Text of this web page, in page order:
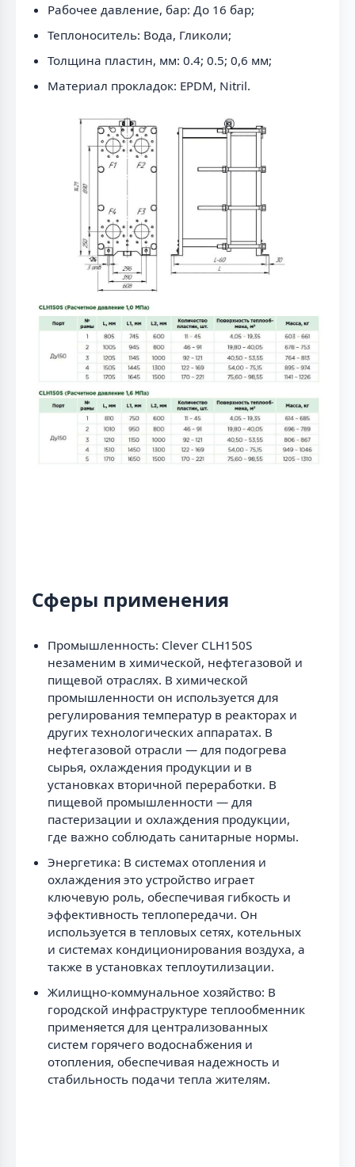
Рабочее давление, бар: До 16 бар;
Теплоноситель: Вода, Гликоли;
Толщина пластин, мм: 0.4; 0.5; 0,6 мм;
Материал прокладок: EPDM, Nitril.
Сферы применения
Промышленность: Clever CLH150S
незаменим в химической, нефтегазовой и
пищевой отраслях. В химической
промышленности он используется для
регулирования температур в реакторах и
других технологических аппаратах. В
нефтегазовой отрасли — для подогрева
сырья, охлаждения продукции и в
установках вторичной переработки. В
пищевой промышленности — для
пастеризации и охлаждения продукции,
где важно соблюдать санитарные нормы.
Энергетика: В системах отопления и
охлаждения это устройство играет
ключевую роль, обеспечивая гибкость и
эффективность теплопередачи. Он
используется в тепловых сетях, котельных
и системах кондиционирования воздуха, а
также в установках теплоутилизации.
Жилищно-коммунальное хозяйство: В
городской инфраструктуре теплообменник
применяется для централизованных
систем горячего водоснабжения и
отопления, обеспечивая надежность и
стабильность подачи тепла жителям.